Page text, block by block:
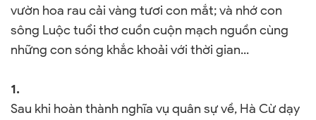
vườn hoa rau cải vàng tươi con mắt; và nhớ con
sông Luộc tuổi thơ cuồn cuộn mạch nguồn cùng
những con sóng khắc khoải với thời gian...
1.
Sau khi hoàn thành nghĩa vụ quân sự về, Hà Cừ dạy